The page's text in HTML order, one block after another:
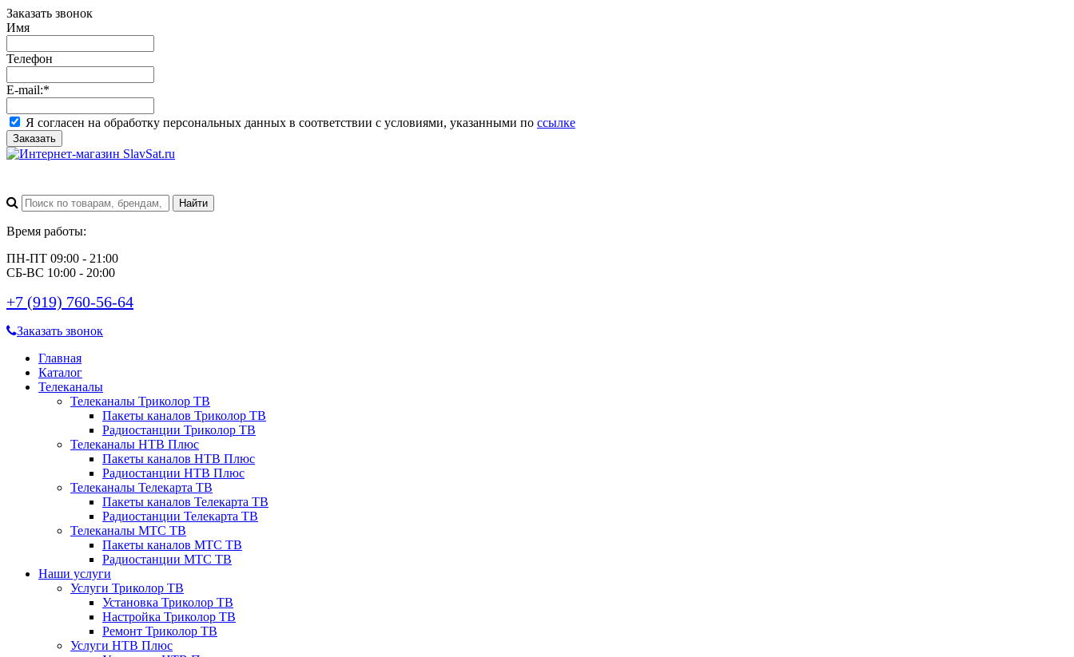
Заказать звонок
Имя
Телефон
E-mail:*
Я согласен на обработку персональных данных в соответствии с условиями, указанными по ссылке
Заказать
Время работы:
ПН-ПТ 09:00 - 21:00
СБ-ВС 10:00 - 20:00
+7 (919) 760-56-64
Заказать звонок
Главная
Каталог
Телеканалы
Телеканалы Триколор ТВ
Пакеты каналов Триколор ТВ
Радиостанции Триколор ТВ
Телеканалы НТВ Плюс
Пакеты каналов НТВ Плюс
Радиостанции НТВ Плюс
Телеканалы Телекарта ТВ
Пакеты каналов Телекарта ТВ
Радиостанции Телекарта ТВ
Телеканалы МТС ТВ
Пакеты каналов МТС ТВ
Радиостанции МТС ТВ
Наши услуги
Услуги Триколор ТВ
Установка Триколор ТВ
Настройка Триколор ТВ
Ремонт Триколор ТВ
Услуги НТВ Плюс